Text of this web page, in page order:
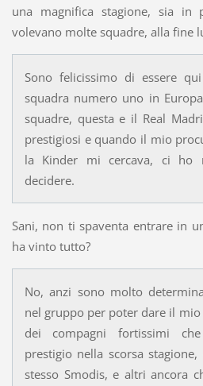
una magnifica stagione, sia in
volevano molte squadre, alla fine
Sono felicissimo di essere
squadra numero uno in
squadre, questa e il Real
prestigiosi e quando il mio
la Kinder mi cercava, ci ho
decidere.
Sani, non ti spaventa entrare in
ha vinto tutto?
No, anzi sono molto
nel gruppo per poter dare il
dei compagni fortissimi
prestigio nella scorsa
stesso Smodis, e altri ancora